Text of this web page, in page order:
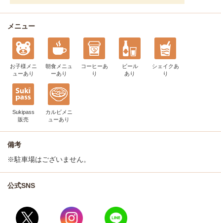
メニュー
お子様メニ
ューあり
朝食メニュ
ーあり
コーヒーあ
り
ビール
あり
シェイク あ
り
Sukipass
販売
カルビメニ
ューあり
備考
※駐車場はございません。
公式SNS